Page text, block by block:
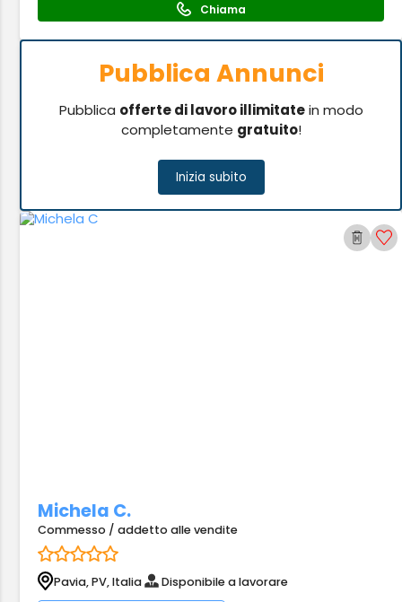
Chiama
Pubblica Annunci
Pubblica offerte di lavoro illimitatein modo
completamente gratuito!
Inizia subito
Michela C.
Commesso / addetto alle vendite
Pavia, PV, Italia Disponibile a lavorare